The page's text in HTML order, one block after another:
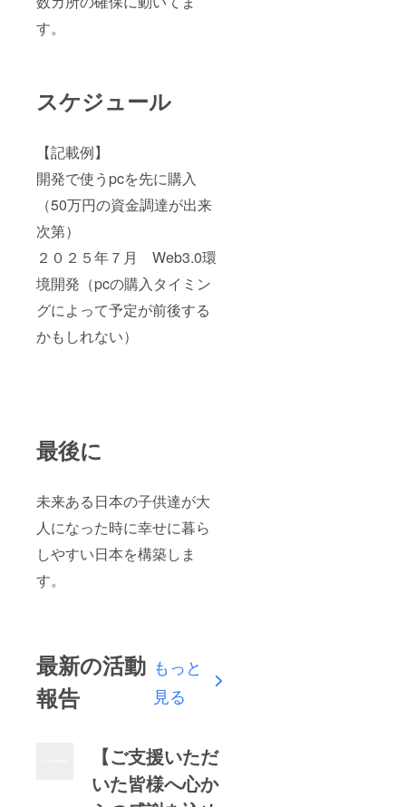
す。
スケジュール
【記載例】
開発で使うpcを先に購入
（50万円の資金調達が出来
次第）
２０２５年７月 Web3.0環
境開発（pcの購入タイミン
グによって予定が前後する
かもしれない）
最後に
未来ある日本の子供達が大
人になった時に幸せに暮ら
しやすい日本を構築しま
す。
最新の活動
報告
もっと
見る
【ご支援いただ
いた皆様へ心か